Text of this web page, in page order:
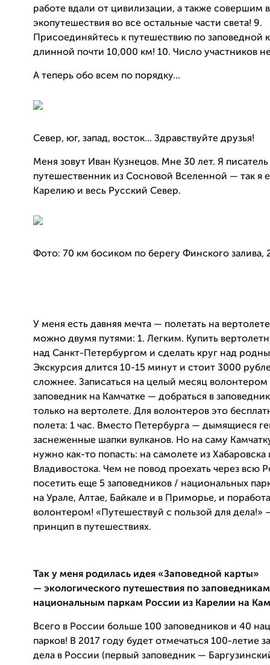
работе вдали от цивилизации, а также совершим
экопутешествия во все остальные части света! 9.
Присоединяйтесь к путешествию по заповедной
длинной почти 10,000 км! 10. Число участников
А теперь обо всем по порядку...
Север, юг, запад, восток... Здравствуйте друзья!
Меня зовут Иван Кузнецов. Мне 30 лет. Я писатель
путешественник из Сосновой Вселенной — так я
Карелию и весь Русский Север.
Фото: 70 км босиком по берегу Финского залива,
У меня есть давняя мечта — полетать на
можно двумя путями: 1. Легким. Купить
над Санкт-Петербургом и сделать круг над
Экскурсия длится 10-15 минут и стоит 3000
сложнее. Записаться на целый месяц
заповедник на Камчатке — добраться в
только на вертолете. Для волонтеров это
полета: 1 час. Вместо Петербурга — дымящиеся
заснеженные шапки вулканов. Но на саму
нужно как-то попасть: на самолете из Хабаровска
Владивостока. Чем не повод проехать через всю
посетить еще 5 заповедников / национальных
на Урале, Алтае, Байкале и в Приморье, и
волонтером! «Путешествуй с пользой для
принцип в путешествиях.
Так у меня родилась идея «Заповедной карты»
— экологического путешествия по
национальным паркам России из Карелии на
Всего в России больше 100 заповедников и 40
парков! В 2017 году будет отмечаться 100-летие
дела в России (первый заповедник —